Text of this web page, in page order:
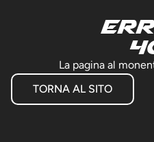
La pagina al
TORNA AL SITO